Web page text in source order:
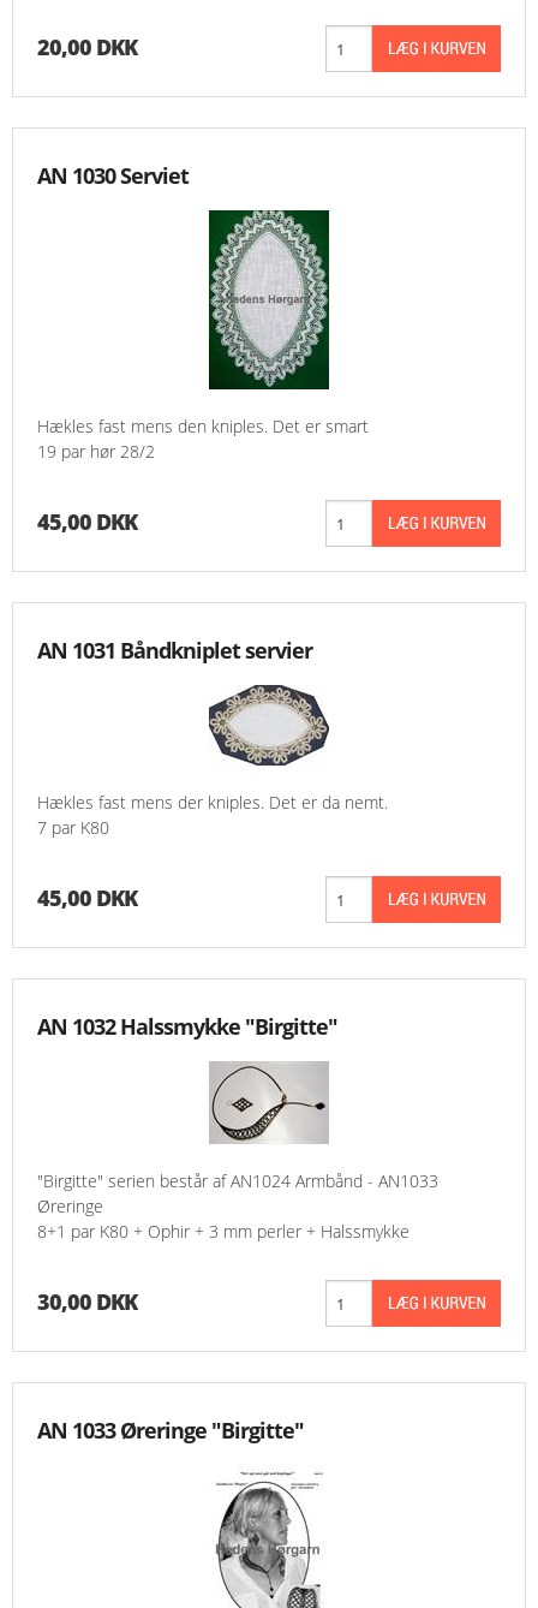
20,00 DKK
AN 1030 Serviet
Hækles fast mens den kniples. Det er smart
19 par hør 28/2
45,00 DKK
AN 1031 Båndkniplet servier
Hækles fast mens der kniples. Det er da nemt.
7 par K80
45,00 DKK
AN 1032 Halssmykke "Birgitte"
"Birgitte" serien består af AN1024 Armbånd - AN1033
Øreringe
8+1 par K80 + Ophir + 3 mm perler + Halssmykke
30,00 DKK
AN 1033 Øreringe "Birgitte"